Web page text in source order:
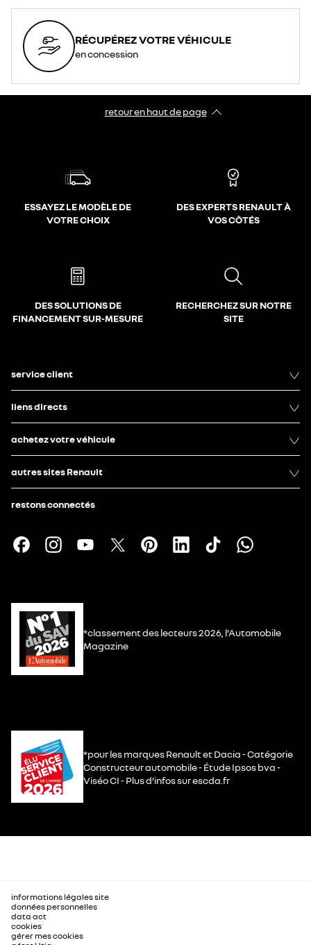
RÉCUPÉREZ VOTRE VÉHICULE
en concession
retour en haut de page​
ESSAYEZ LE MODÈLE DE
VOTRE CHOIX
DES EXPERTS RENAULT À
VOS CÔTÉS
DES SOLUTIONS DE
FINANCEMENT SUR-MESURE
RECHERCHEZ SUR NOTRE
SITE
service client
liens directs
achetez votre véhicule
autres sites Renault
restons connectés
*classement des lecteurs 2026, l’Automobile
Magazine
*pour les marques Renault et Dacia - Catégorie
Constructeur automobile - Étude Ipsos bva -
Viséo CI - Plus d’infos sur escda.fr
informations légales site
données personnelles
data act
cookies
gérer mes cookies